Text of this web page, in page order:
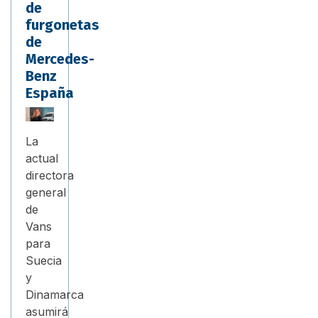
de
furgonetas
de
Mercedes-
Benz
España
La
actual
directora
general
de
Vans
para
Suecia
y
Dinamarca
asumirá